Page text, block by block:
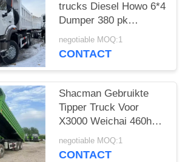
trucks Diesel Howo 6*4
Dumper 380 pk
Weichai Hohan model
20-40 ton Laad Euro 3
negotiable MOQ:1
CONTACT
Shacman Gebruikte
Tipper Truck Voor
X3000 Weichai 460hp
Bouwmateriaal
Transport 2021 Jaar
negotiable MOQ:1
CONTACT